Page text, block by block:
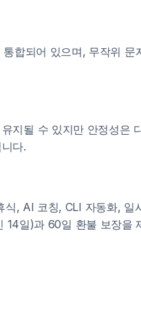
합되어 있으며, 무작위 문
지될 수 있지만 안정성은
다.
, AI 코칭, CLI 자동화, 일
일)과 60일 환불 보장을